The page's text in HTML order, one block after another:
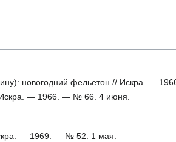
новогодний фельетон // Искра. —
— 1966. — № 66. 4 июня.
— 1969. — № 52. 1 мая.